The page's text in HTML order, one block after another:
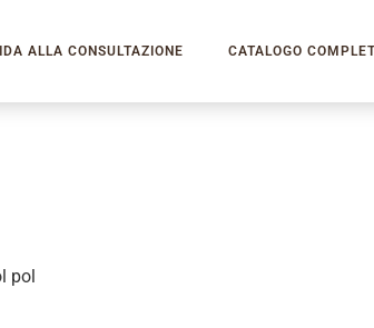
ALLA CONSULTAZIONE CATALOGO
pol